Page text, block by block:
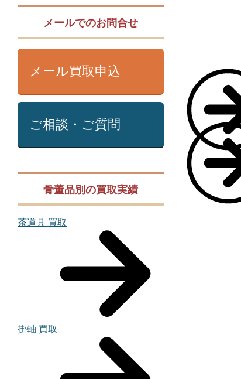
メールでのお問合せ
メール買取申込
ご相談・ご質問
骨董品別の買取実績
茶道具 買取
掛軸 買取